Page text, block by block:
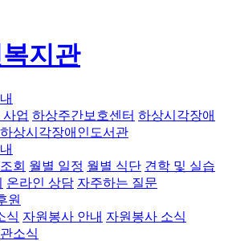
지관
사업 하상주간보호센터 하상시각장애
하상시각장애인도서관
회 월별 일정 월별 식단 견학 및 실습
온라인 상담 자주하는 질문
원
식 자원봉사 안내 자원봉사 소식
소식